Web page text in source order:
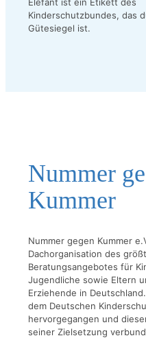
Kinderschutzbundes, das
Gütesiegel ist.
Nummer
Kummer
Nummer gegen Kummer
Dachorganisation des
Beratungsangebotes für
Jugendliche sowie Eltern
Erziehende in
dem Deutschen
hervorgegangen und
seiner Zielsetzung